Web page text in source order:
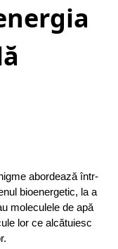
abordează într-
bioenergetic, la a
moleculele de apă
lor ce alcătuiesc